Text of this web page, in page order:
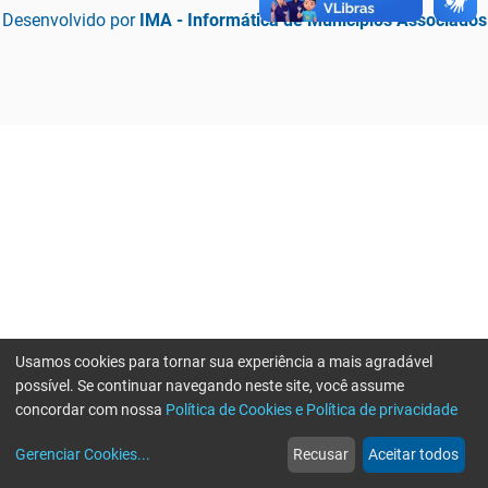
Desenvolvido por IMA - Informática de Municípios Associados
web
Notícias
more_horiz
Mais
Usamos cookies para tornar sua experiência a mais agradável
possível. Se continuar navegando neste site, você assume
concordar com nossa Política de Cookies e Política de privacidade
Gerenciar Cookies... Recusar Aceitar todos
Erro ao enviar informações, por favor tente novamente